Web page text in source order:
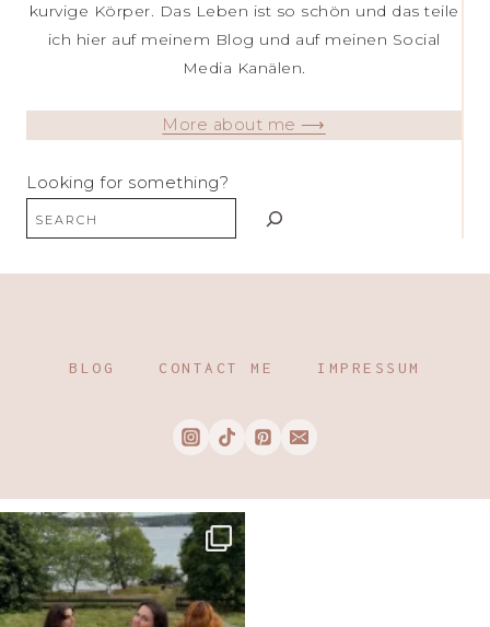
kurvige Körper. Das Leben ist so schön und das teile
ich hier auf meinem Blog und auf meinen Social
Media Kanälen.
More about me ⟶
Looking for something?
BLOG CONTACT ME IMPRESSUM